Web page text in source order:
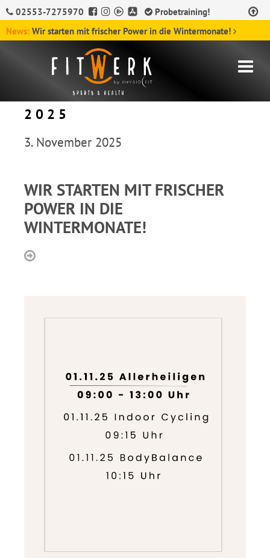
02553-7275970
Probetraining!
News: Wir starten mit frischer Power in die Wintermonate!
2025
3. November 2025
WIR STARTEN MIT FRISCHER
POWER IN DIE
WINTERMONATE!